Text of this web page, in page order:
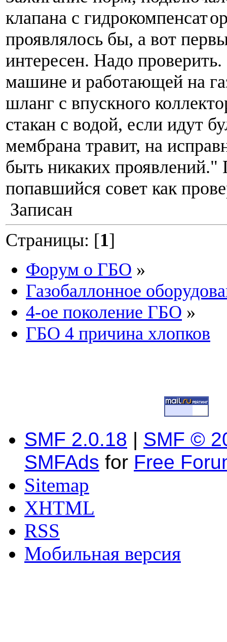
клапана с гидрокомпенсат
проявлялось бы, а вот
интересен. Надо
машине и работающей на
шланг с впускного
стакан с водой, если идут
мембрана травит, на
быть никаких
попавшийся совет как
Записан
Страницы: [1]
Форум о ГБО »
Газобаллонное
4-ое поколение ГБО »
ГБО 4 причина хлопков
SMF 2.0.18 | SMF ©
SMFAds for Free
Sitemap
XHTML
RSS
Мобильная версия